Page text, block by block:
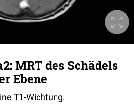
MRT des Schädels
Ebene
T1-Wichtung.